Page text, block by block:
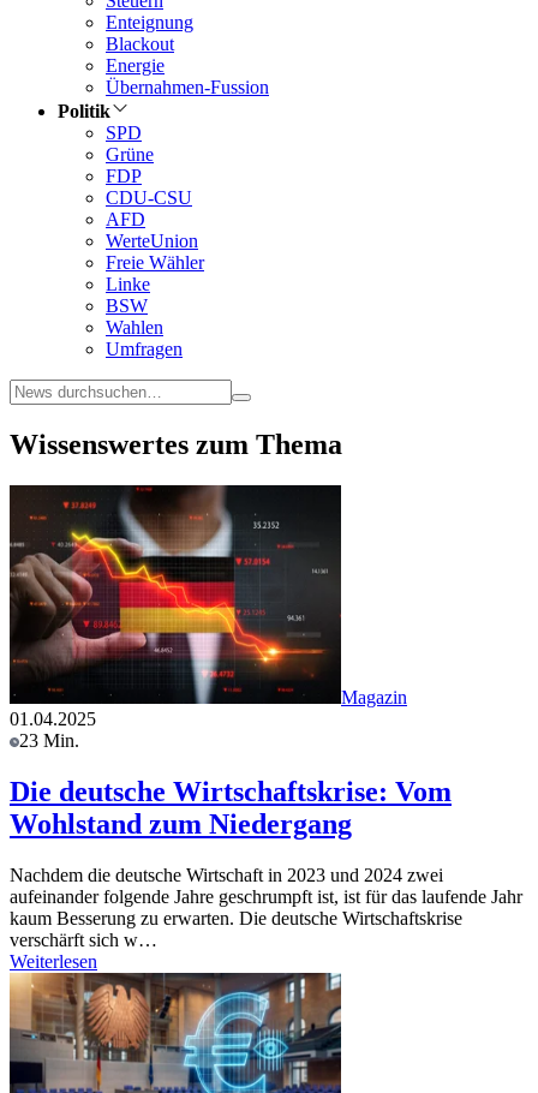
Enteignung
Blackout
Energie
Übernahmen-Fussion
Politik
SPD
Grüne
FDP
CDU-CSU
AFD
WerteUnion
Freie Wähler
Linke
BSW
Wahlen
Umfragen
Wissenswertes zum Thema
Magazin
01.04.2025
23 Min.
Die deutsche Wirtschaftskrise: Vom
Wohlstand zum Niedergang
Nachdem die deutsche Wirtschaft in 2023 und 2024 zwei
aufeinander folgende Jahre geschrumpft ist, ist für das laufende Jahr
kaum Besserung zu erwarten. Die deutsche Wirtschaftskrise
verschärft sich w…
Weiterlesen